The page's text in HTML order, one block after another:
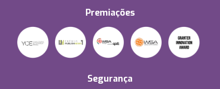
Premiações
Segurança